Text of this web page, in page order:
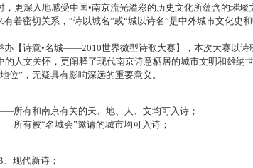
，更深入地感受中国•南京流光溢彩的历史文化所蕴含的璀
着密切关系，“诗以城名”或“城以诗名”是中外城市文化史
办【诗意•名城——2010世界微型诗歌大赛】，本次大赛以诗
的人文关怀，更阐释了现代南京诗意栖居的城市文明和雄
位”，无疑具有影响深远的重要意义。
所有和南京有关的天、地、人、文均可入诗；
所有被“名城会”邀请的城市均可入诗；
现代新诗；